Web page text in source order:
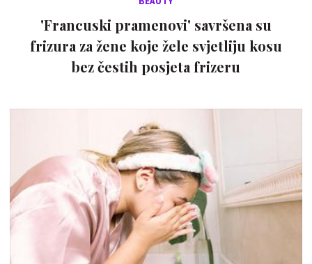
'Francuski pramenovi' savršena su
frizura za žene koje žele svjetliju kosu
bez čestih posjeta frizeru